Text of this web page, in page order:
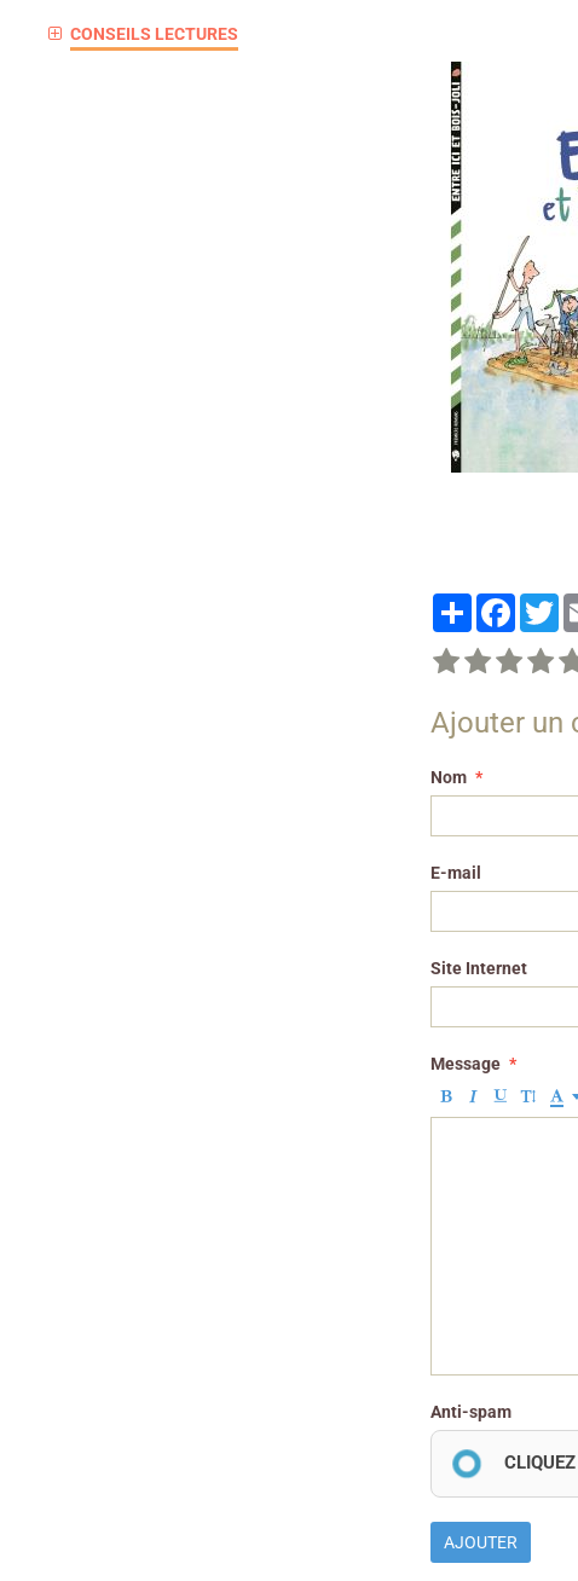
Partager
Ajouter un
Nom
E-mail
Site Internet
Message
Anti-spam
AJOUTER
CONSEILS LECTURES